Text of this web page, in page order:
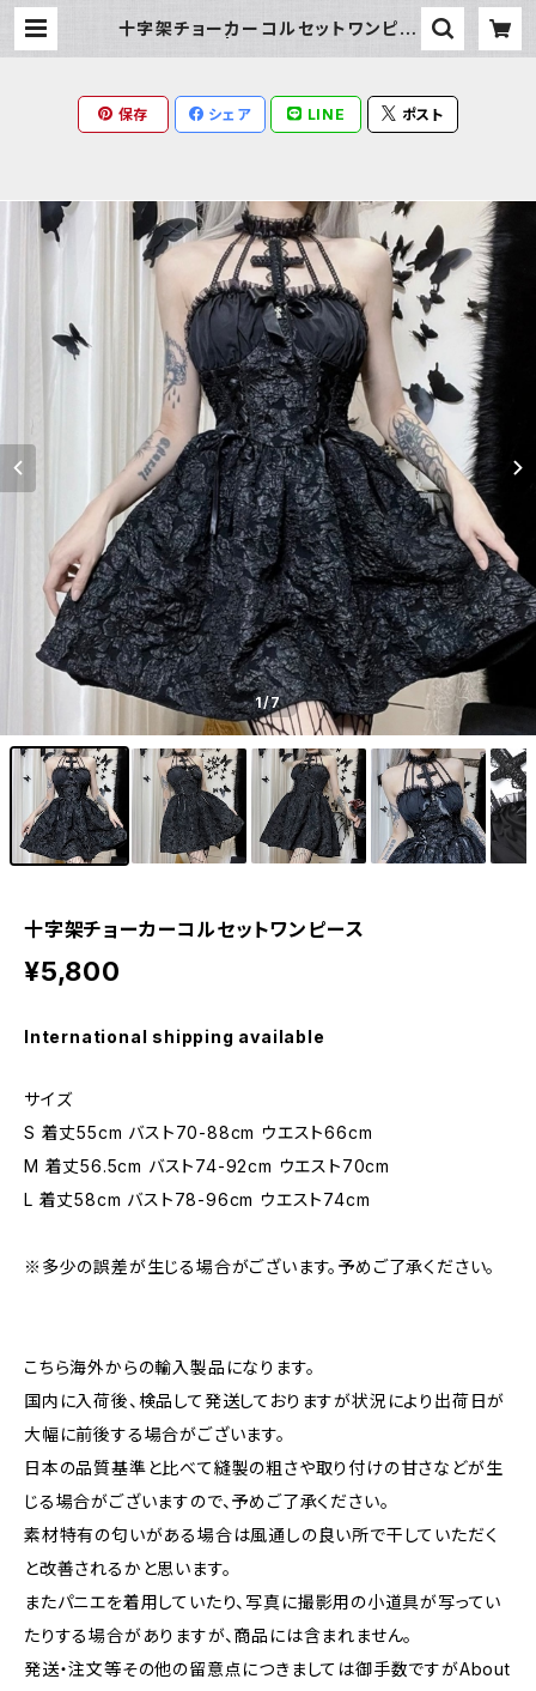
十字架チョーカーコルセットワンピー
保存 シェア LINE ポスト
1/7
十字架チョーカーコルセットワンピース
¥5,800
International shipping available
サイズ
S 着丈55cm バスト70-88cm ウエスト66cm
M 着丈56.5cm バスト74-92cm ウエスト70cm
L 着丈58cm バスト78-96cm ウエスト74cm
※多少の誤差が生じる場合がございます。予めご了承ください。
こちら海外からの輸入製品になります。
国内に入荷後、検品して発送しておりますが状況により出荷日が
大幅に前後する場合がございます。
日本の品質基準と比べて縫製の粗さや取り付けの甘さなどが生
じる場合がございますので、予めご了承ください。
素材特有の匂いがある場合は風通しの良い所で干していただく
と改善されるかと思います。
またパニエを着用していたり、写真に撮影用の小道具が写ってい
たりする場合がありますが、商品には含まれません。
発送・注文等その他の留意点につきましては御手数ですがAbout